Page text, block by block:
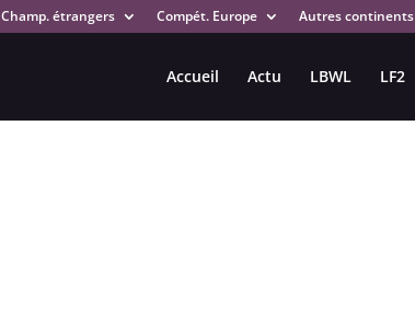
Champ. étrangers Compét. Europe Autres continents
Accueil Actu LBWL LF2